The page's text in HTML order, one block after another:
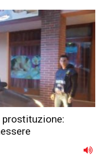
prostituzione: